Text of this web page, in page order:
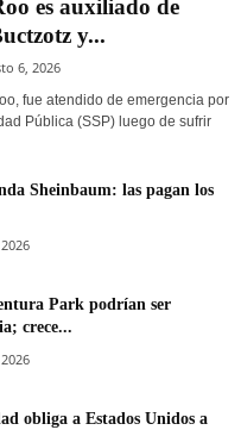
es auxiliado de
y...
6, 2026
fue atendido de emergencia por
Pública (SSP) luego de sufrir
Sheinbaum: las pagan los
Park podrían ser
crece...
obliga a Estados Unidos a